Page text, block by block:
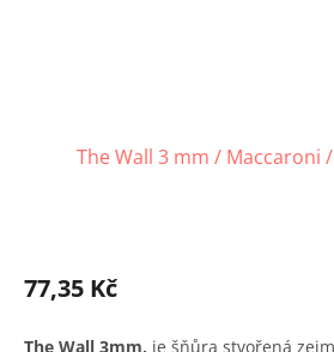
The Wall 3 mm / Maccaroni
77,35 Kč
The Wall 3mm, je šňůra stvořená